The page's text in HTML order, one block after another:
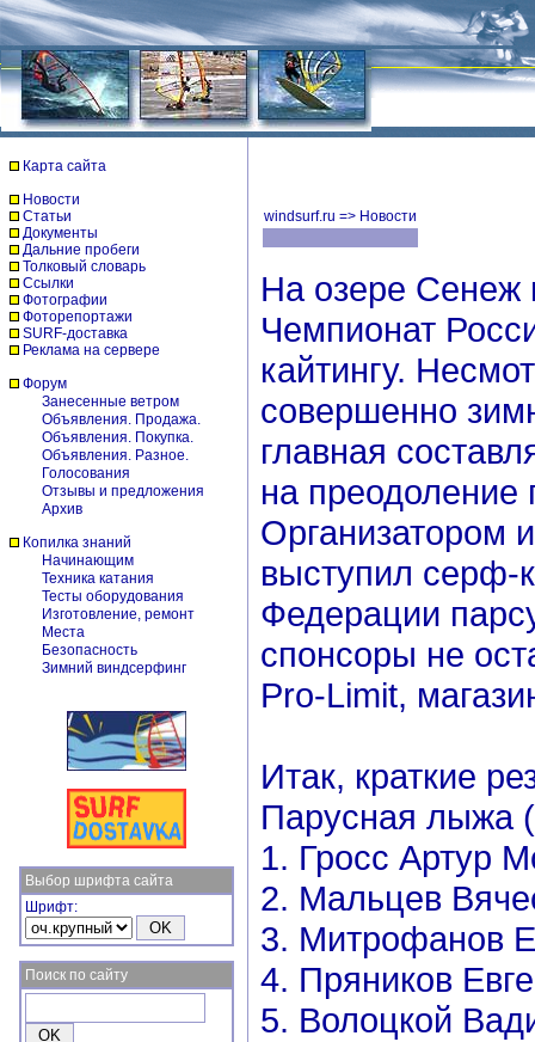
Карта сайта
Новости
Статьи
Документы
Дальние пробеги
Толковый словарь
Ссылки
Фотографии
Фоторепортажи
SURF-доставка
Реклама на сервере
Форум
Занесенные ветром
Объявления. Продажа.
Объявления. Покупка.
Объявления. Разное.
Голосования
Отзывы и предложения
Архив
Копилка знаний
Начинающим
Техника катания
Тесты оборудования
Изготовление, ремонт
Места
Безопасность
Зимний виндсерфинг
Выбор шрифта сайта
Шрифт:
Поиск по сайту
windsurf.ru => Новости
На озере Сенеж
Чемпионат
кайтингу.
совершенно
главная
на преодоление
Организатором
выступил серф-
Федерации
спонсоры не
Pro-Limit,
Итак, краткие
Парусная лыжа
1. Гросс Артур
2. Мальцев
3. Митрофанов
4. Пряников
5. Волоцкой